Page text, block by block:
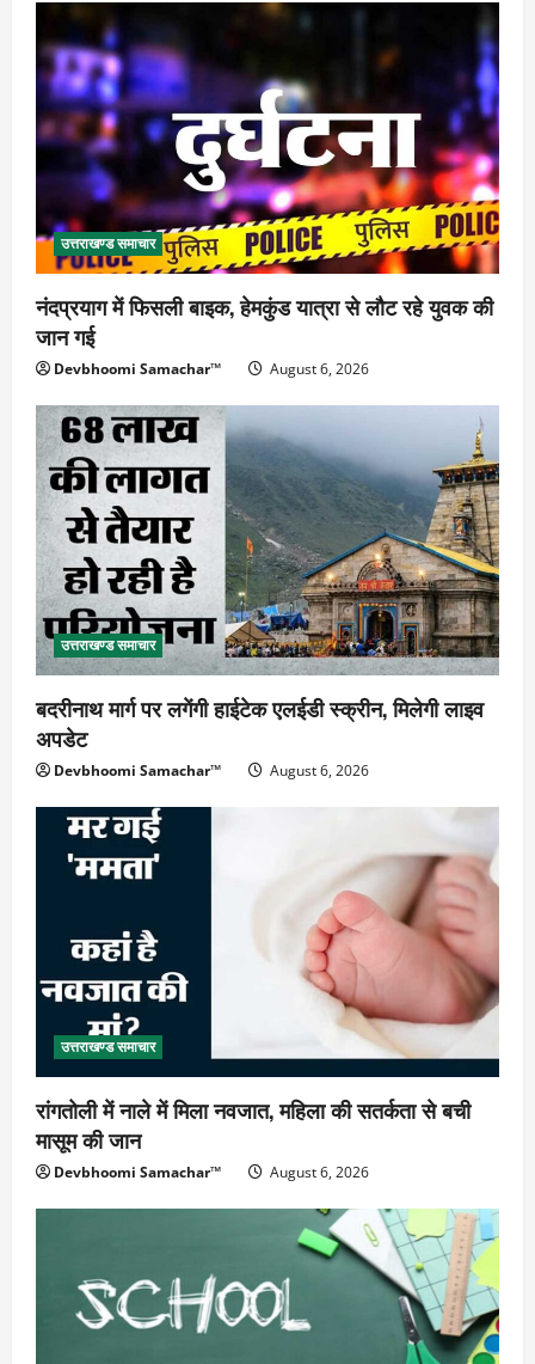
उत्तराखण्ड समाचार
नंदप्रयाग में फिसली बाइक, हेमकुंड यात्रा से लौट रहे युवक की
जान गई
Devbhoomi Samachar™ August 6, 2026
उत्तराखण्ड समाचार
बदरीनाथ मार्ग पर लगेंगी हाईटेक एलईडी स्क्रीन, मिलेगी लाइव
अपडेट
Devbhoomi Samachar™ August 6, 2026
उत्तराखण्ड समाचार
रांगतोली में नाले में मिला नवजात, महिला की सतर्कता से बची
मासूम की जान
Devbhoomi Samachar™ August 6, 2026